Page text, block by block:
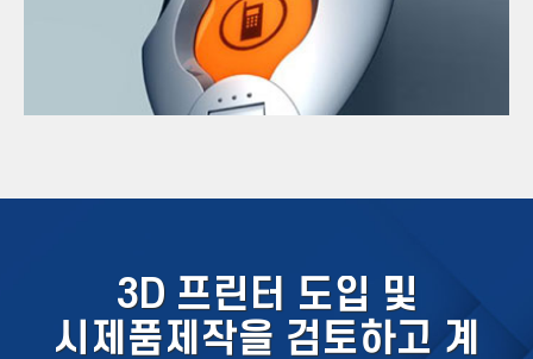
3D 프린터 도입 및
시제품제작을 검토하고 계